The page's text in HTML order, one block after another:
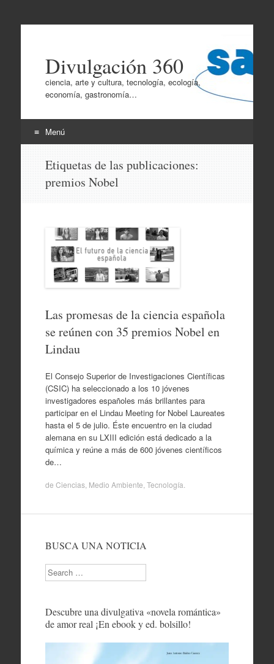
Divulgación 360
ciencia, arte y cultura, tecnología, ecología,
economía, gastronomía…
Menú
contenido
Etiquetas de las publicaciones:
premios Nobel
Las promesas de la ciencia española
se reúnen con 35 premios Nobel en
Lindau
El Consejo Superior de Investigaciones Científicas
(CSIC) ha seleccionado a los 10 jóvenes
investigadores españoles más brillantes para
participar en el Lindau Meeting for Nobel Laureates
hasta el 5 de julio. Éste encuentro en la ciudad
alemana en su LXIII edición está dedicado a la
química y reúne a más de 600 jóvenes científicos
de…
de Ciencias, Medio Ambiente Tecnología
BUSCA UNA NOTICIA
Search
Descubre una divulgativa «novela romántica»
de amor real ¡En ebook y ed. bolsillo!